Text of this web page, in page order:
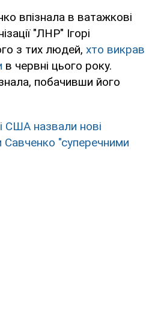
впізнала в ватажкові
"ЛНР" Ігорі
з тих людей, хто викрав
в червні цього року.
побачивши його
США назвали нові
Савченко "суперечними